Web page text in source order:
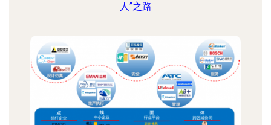
人”之路